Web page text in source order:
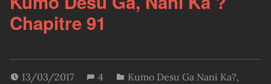
Chapitre 91
13/03/2017 4 Kumo Desu Ga Nani Ka?,